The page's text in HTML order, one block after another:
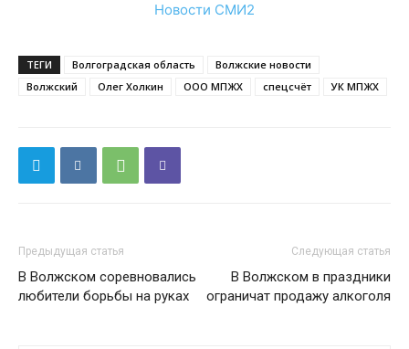
Новости СМИ2
ТЕГИ Волгоградская область
Волжские новости
Волжский
Олег Холкин ООО МПЖХ спецсчёт УК МПЖХ
Предыдущая статья
В Волжском соревновались
любители борьбы на руках
Следующая статья
В Волжском в праздники
ограничат продажу алкоголя